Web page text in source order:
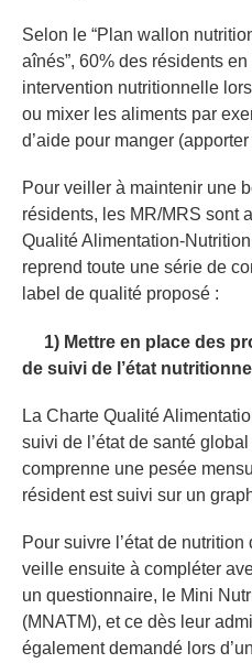
Selon le “Plan wallon
aînés”, 60% des résidents
intervention nutritionnelle
ou mixer les aliments par
d’aide pour manger
Pour veiller à maintenir une
résidents, les MR/MRS sont
Qualité Alimentation-
reprend toute une série de
label de qualité proposé :
1) Mettre en place des
de suivi de l’état nutritionnel
La Charte Qualité
suivi de l’état de santé
comprenne une pesée
résident est suivi sur un
Pour suivre l’état de
veille ensuite à compléter
un questionnaire, le Mini
(MNATM), et ce dès leur
également demandé lors